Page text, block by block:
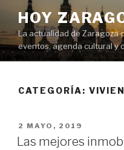
contenido
HOY
La actualidad de Zaragoza
eventos, agenda cultural y
CATEGORÍA:
PUBLICADO
EL
2 MAYO, 2019
Las mejores